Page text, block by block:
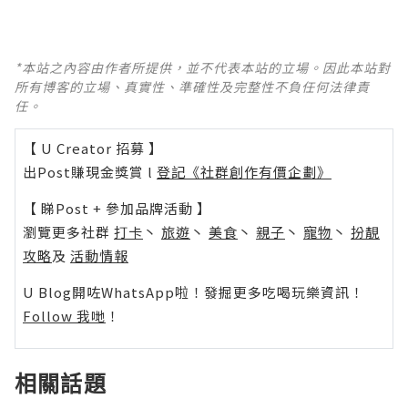
*本站之內容由作者所提供，並不代表本站的立場。因此本站對
所有博客的立場、真實性、準確性及完整性不負任何法律責
任。
【 U Creator 招募 】
出Post賺現金獎賞 l 登記《社群創作有價企劃》
【 睇Post + 參加品牌活動 】
瀏覽更多社群 打卡 丶 旅遊 丶 美食 丶 親子 丶 寵物 丶 扮靚
攻略及 活動情報
U Blog開咗WhatsApp啦！發掘更多吃喝玩樂資訊！
Follow 我哋 ！
相關話題